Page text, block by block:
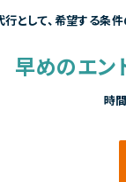
として、希望する条件
早めのエン
時